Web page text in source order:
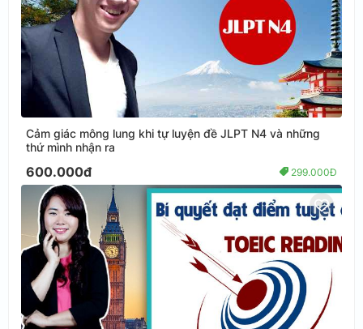
Cảm giác mông lung khi tự luyện đề JLPT N4 và những
thứ mình nhận ra
600.000đ 299.000Đ